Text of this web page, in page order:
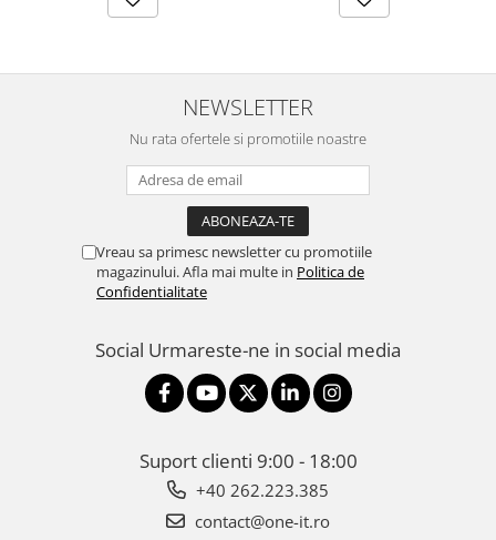
NEWSLETTER
Nu rata ofertele si promotiile noastre
Vreau sa primesc newsletter cu promotiile
magazinului. Afla mai multe in Politica de
Confidentialitate
Social Urmareste-ne in social media
Suport clienti 9:00 - 18:00
+40 262.223.385
contact@one-it.ro